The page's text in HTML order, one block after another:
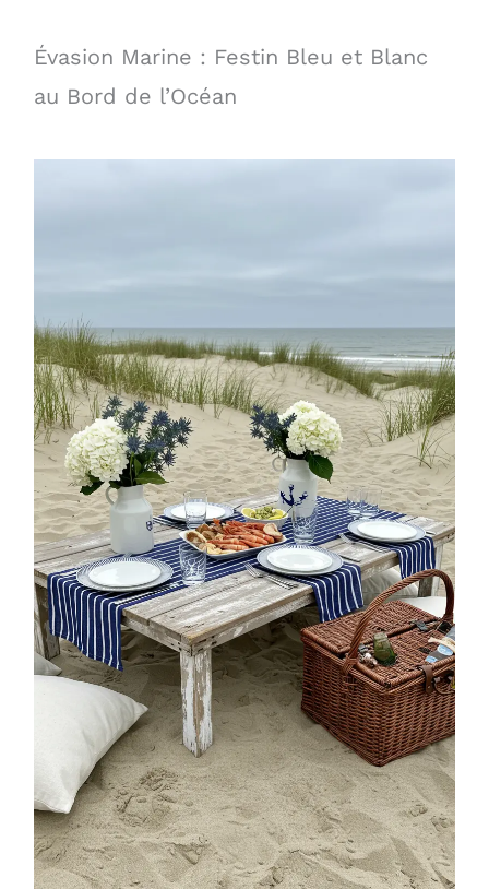
Évasion Marine : Festin Bleu et Blanc
au Bord de l’Océan